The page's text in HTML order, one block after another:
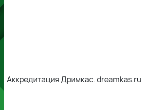
Аккредитация Дримкас. dreamkas.ru